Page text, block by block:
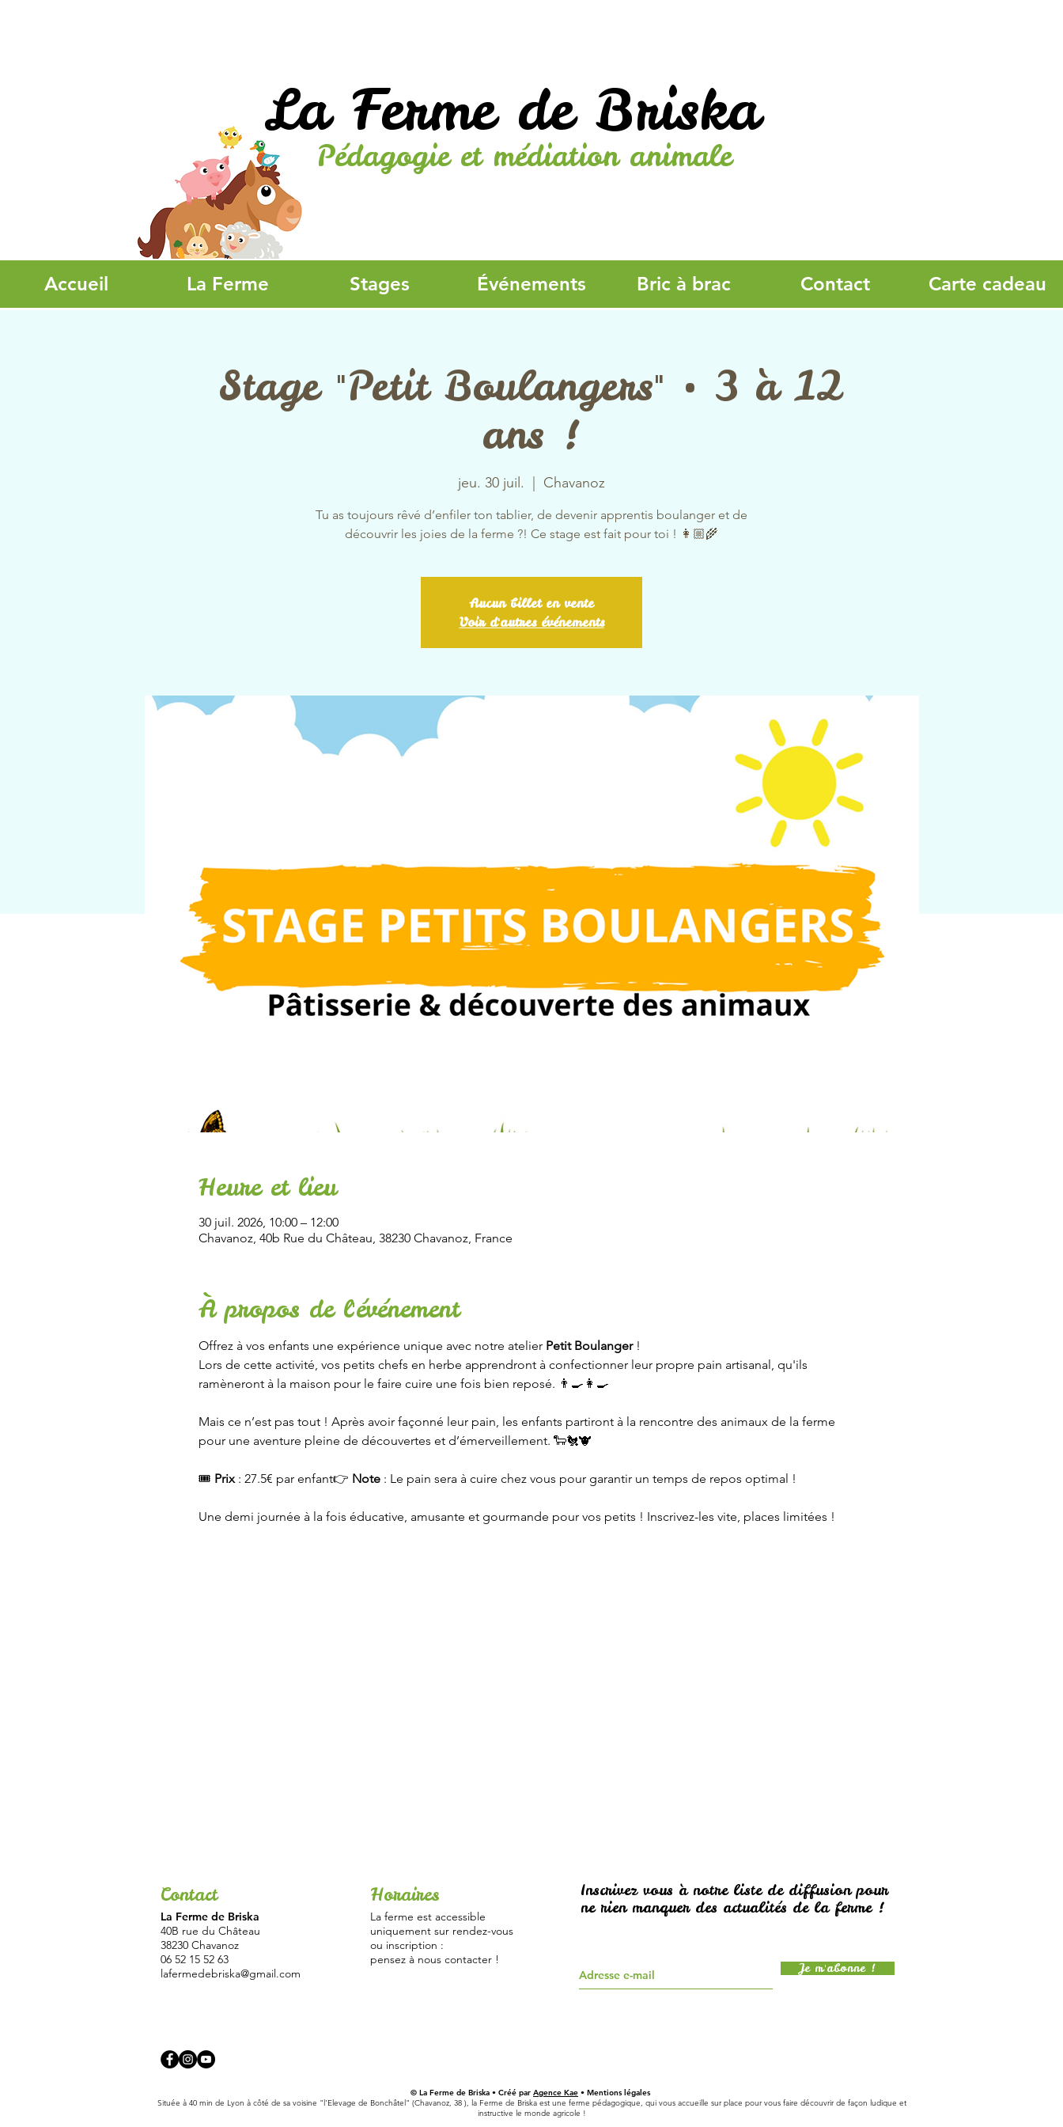
La Ferme de Briska
Pédagogie et médiation animale
Accueil La Ferme Stages Événements Bric à brac Contact Carte cadeau
Stage "Petit Boulangers" • 3 à 12
ans !
jeu. 30 juil. Chavanoz
Tu as toujours rêvé d’enfiler ton tablier, de devenir apprentis boulanger et de
découvrir les joies de la ferme ?! Ce stage est fait pour toi ! 👩🏼‍🌾
Aucun billet en vente
Voir d'autres événements
Heure et lieu
30 juil. 2026, 10:00 – 12:00
Chavanoz, 40b Rue du Château, 38230 Chavanoz, France
À propos de l'événement
Offrez à vos enfants une expérience unique avec notre atelier Petit Boulanger !
Lors de cette activité, vos petits chefs en herbe apprendront à confectionner leur propre pain artisanal, qu'ils
ramèneront à la maison pour le faire cuire une fois bien reposé. 👨‍🍳👩‍🍳
Mais ce n’est pas tout ! Après avoir façonné leur pain, les enfants partiront à la rencontre des animaux de la ferme
pour une aventure pleine de découvertes et d’émerveillement. 🐑🐔🐮
🎟 Prix : 27.5€ par enfant👉 Note : Le pain sera à cuire chez vous pour garantir un temps de repos optimal !
Une demi journée à la fois éducative, amusante et gourmande pour vos petits ! Inscrivez-les vite, places limitées !
Contact
La Ferme de Briska
40B rue du Château
38230 Chavanoz
06 52 15 52 63
lafermedebriska@gmail.com
Horaires
La ferme est accessible
uniquement sur rendez-vous
ou inscription :
pensez à nous contacter !
Inscrivez vous à notre liste de diffusion pour
ne rien manquer des actualités de la ferme !
Je m'abonne !
© La Ferme de Briska • Créé par Agence Kae • Mentions légales
Située à 40 min de Lyon à côté de sa voisine "l'Elevage de Bonchâtel" (Chavanoz, 38 ), la Ferme de Briska est une ferme pédagogique, qui vous accueille sur place pour vous faire découvrir de façon ludique et
instructive le monde agricole !